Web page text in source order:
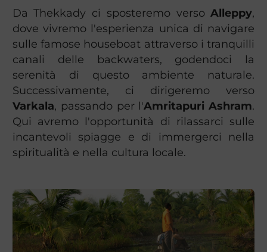
Da Thekkady ci sposteremo versoAlleppy,
dove vivremo l'esperienza unica di navigare
sulle famose houseboat attraverso i tranquilli
canali delle backwaters, godendoci la
serenità di questo ambiente naturale.
Successivamente, ci dirigeremo verso
Varkala, passando per l'Amritapuri Ashram.
Qui avremo l'opportunità di rilassarci sulle
incantevoli spiagge e di immergerci nella
spiritualità e nella cultura locale.